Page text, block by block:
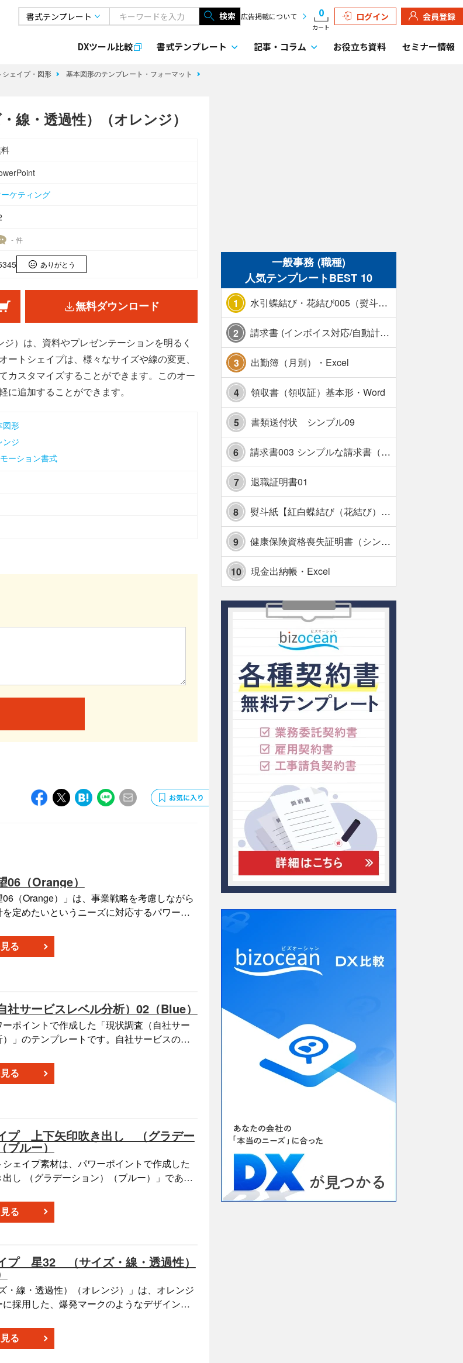
検索 広告掲載について 0
カート
ログイン 会員登録
DXツール比較 書式テンプレート 記事・ コラム お役立ち資料 セミナー情報
シェイプ・図形 基本図形のテンプレート・フォーマット
・透過性）（オレンジ）
ケティング
- 件
ありがとう
無料ダウンロード
）は、資料やプレゼンテーションを明るく
トシェイプは、様々なサイズや線の変更、
カスタマイズすることができます。このオー
追加することができます。
図形
ンジ
ーション書式
06（Orange）
06（Orange）」は、事業戦略を考慮しながら
定めたいというニーズに対応するパワーポ
ートです。それぞれのフェイズにおける行動
おり、計画の可視化に役立ちます。特に便
業の立ち上げや既存事業の再構築を行なっ
る
社サービスレベル分析）02（Blue）
ポイントで作成した「現状調査（自社サー
）」のテンプレートです。自社サービスのレ
ちます。 5つの項目について０～1
る5角形のグラフと、分析結果を記載する枠
ています。本テンプレートの5角形のグラフ
る
プ 上下矢印吹き出し （グラデー
ルー）
ェイプ素材は、パワーポイントで作成した
出し （グラデーション）（ブルー）」であ
ースカラーに採用しました。 「上下矢印
ーション）（ブルー）」は、対角線や中
ラデーション効果を使った、複数のバリエー
を、自社の業務にお役立ていただければと
る
プ 星32 （サイズ・線・透過性）
・線・透過性）（オレンジ）」は、オレンジ
採用した、爆発マークのようなデザインを
ンで作成したオートシェイプ素材です。 本
材はPowerPointのファイル形式となってお
ション資料に貼り付ける図形などとしてご
る
一般事務 (職種)
人気テンプレートBEST 10
1 水引蝶結び・花結び005（熨斗あり）
2 請求書 (インボイス対応/自動計算/A4 縦) カラー 使い方解説あり
3 出勤簿（月別）・Excel
4 領収書（領収証）基本形・Word
5 書類送付状 シンプル09
6 請求書003 シンプルな請求書（消費税10％対応）
7 退職証明書01
8 熨斗紙【紅白蝶結び（花結び）・水引7本】・Excel
9 健康保険資格喪失証明書（シンプル表形式版）・Excel【見本付き】
10 現金出納帳・Excel